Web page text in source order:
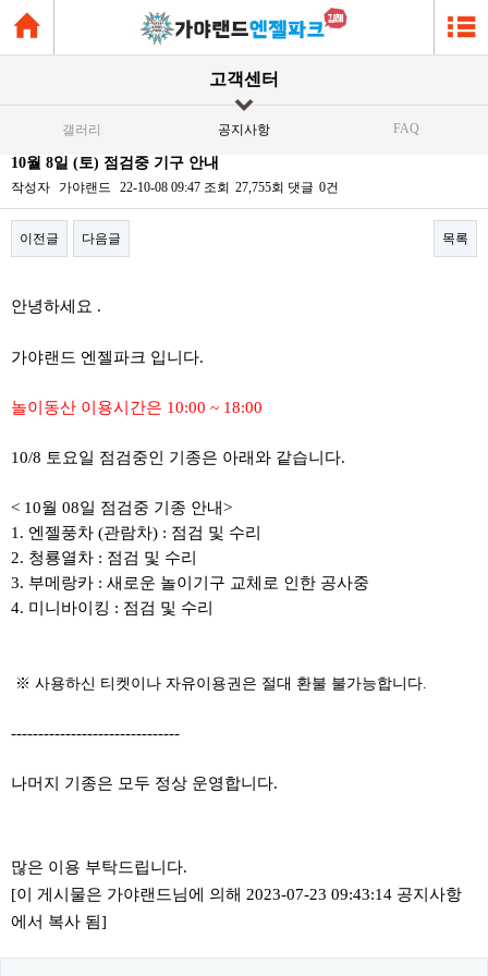
고객센터
갤러리 공지사항 FAQ
10월 8일 (토) 점검중 기구 안내
작성자 가야랜드 22-10-08 09:47 조회 27,755회 댓글 0건
이전글 다음글 목록
안녕하세요 .
가야랜드 엔젤파크 입니다.
놀이동산 이용시간은 10:00 ~ 18:00
10/8 토요일 점검중인 기종은 아래와 같습니다.
< 10월 08일 점검중 기종 안내>
1. 엔젤풍차 (관람차) : 점검 및 수리
2. 청룡열차 : 점검 및 수리
3. 부메랑카 : 새로운 놀이기구 교체로 인한 공사중
4. 미니바이킹 : 점검 및 수리
​ ​※ 사용하신 티켓이나 자유이용권은 절대 환불 불가능합니다.
-------------------------------
나머지 기종은 모두 정상 운영합니다.
많은 이용 부탁드립니다.
[이 게시물은 가야랜드님에 의해 2023-07-23 09:43:14 공지사항
에서 복사 됨]